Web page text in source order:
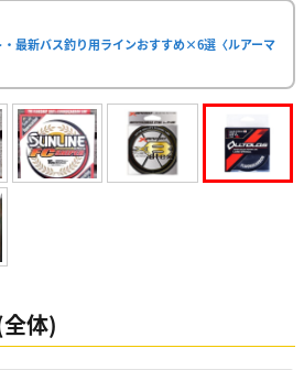
最新バス釣り用ラインおすすめ×6選〈ルアーマ
体)